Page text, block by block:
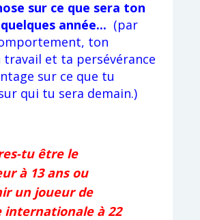
sur ce que sera ton
année... (par
ton
et ta persévérance
sur ce que tu
qui tu sera demain.)
tu être le
à 13 ans ou
un joueur de
internationale à 22